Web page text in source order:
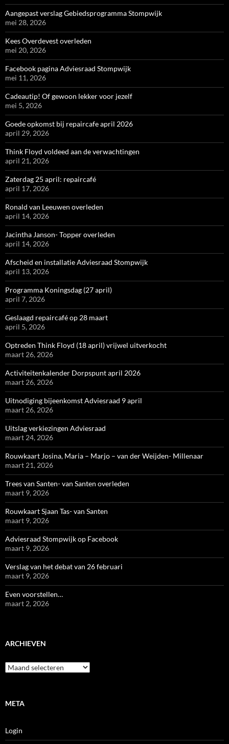
Aangepast verslag Gebiedsprogramma Stompwijk
mei 28, 2026
Kees Overdevest overleden
mei 20, 2026
Facebook pagina Adviesraad Stompwijk
mei 11, 2026
Cadeautip! Of gewoon lekker voor jezelf
mei 5, 2026
Goede opkomst bij repaircafe april 2026
april 29, 2026
Think Floyd voldeed aan de verwachtingen
april 21, 2026
Zaterdag 25 april: repaircafé
april 17, 2026
Ronald van Leeuwen overleden
april 14, 2026
Jacintha Janson- Topper overleden
april 14, 2026
Afscheid en installatie Adviesraad Stompwijk
april 13, 2026
Programma Koningsdag (27 april)
april 7, 2026
Geslaagd repaircafé op 28 maart
april 5, 2026
Optreden Think Floyd (18 april) vrijwel uitverkocht
maart 26, 2026
Activiteitenkalender Dorpspunt april 2026
maart 26, 2026
Uitnodiging bijeenkomst Adviesraad 9 april
maart 26, 2026
Uitslag verkiezingen Adviesraad
maart 24, 2026
Rouwkaart Josina, Maria – Marjo – van der Weijden- Millenaar
maart 21, 2026
Trees van Santen- van Santen overleden
maart 9, 2026
Rouwkaart Sjaan Tas- van Santen
maart 9, 2026
Adviesraad Stompwijk op Facebook
maart 9, 2026
Verslag van het debat van 26 februari
maart 9, 2026
Even voorstellen…
maart 2, 2026
ARCHIEVEN
Archieven
META
Login